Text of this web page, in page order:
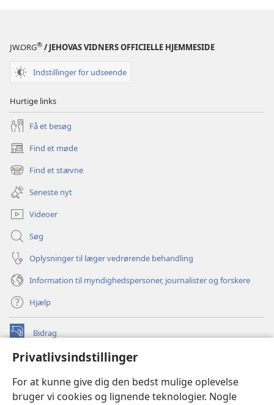
Privatlivsindstillinger
For at kunne give dig den bedst mulige oplevelse
bruger vi cookies og lignende teknologier. Nogle
JW.ORG® / JEHOVAS VIDNERS OFFICIELLE HJEMMESIDE
Indstillinger for udseende
Hurtige links
Få et besøg
Find et møde
(åbner
nyt
vindue)
Find et stævne
(åbner
nyt
vindue)
Seneste nyt
Videoer
Søg
Oplysninger til læger vedrørende behandling
Information til myndighedspersoner, journalister og forskere
Hjælp
Bidrag
(åbner
vindue)Watchtower ONLINE LIBRARY™
nyt
vindue)JW Hub
(åbner